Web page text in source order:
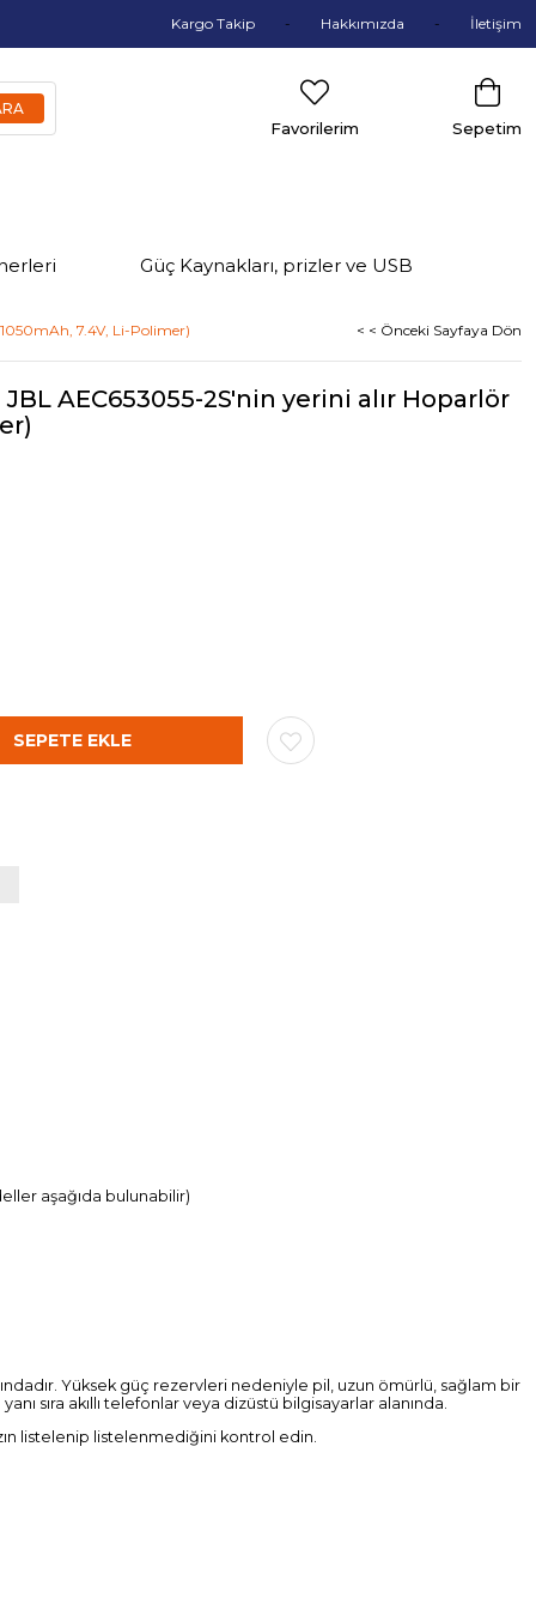
Kargo Takip Hakkımızda İletişim
Sepetim
Favorilerim
Güç Kaynakları, prizler ve USB
7.4V, Li-Polimer) < < Önceki Sayfaya Dön
AEC653055-2S'nin yerini alır Hoparlör
aşağıda bulunabilir)
Yüksek güç rezervleri nedeniyle pil, uzun ömürlü, sağlam bir
sıra akıllı telefonlar veya dizüstü bilgisayarlar alanında.
listelenip listelenmediğini kontrol edin.